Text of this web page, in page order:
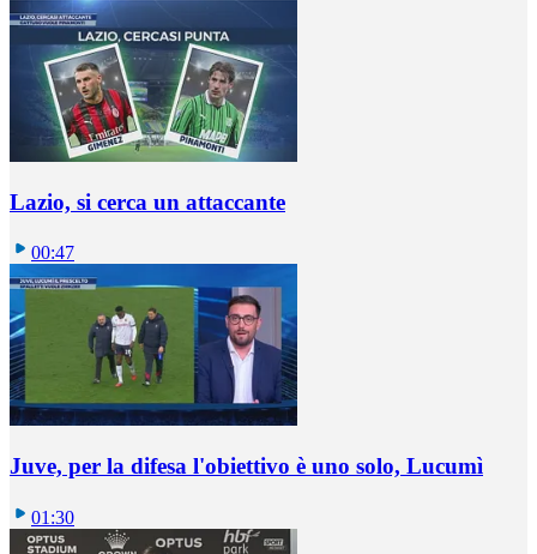
Lazio, si cerca un attaccante
00:47
Juve, per la difesa l'obiettivo è uno solo, Lucumì
01:30